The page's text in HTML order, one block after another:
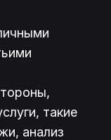
такие
анализ